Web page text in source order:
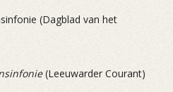
(Dagblad van het
(Leeuwarder Courant)